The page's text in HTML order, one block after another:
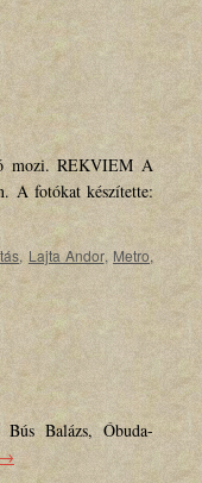
mozi. REKVIEM A
A fotókat készítette:
, Lajta Andor,Metro,
Balázs, Óbuda-
→